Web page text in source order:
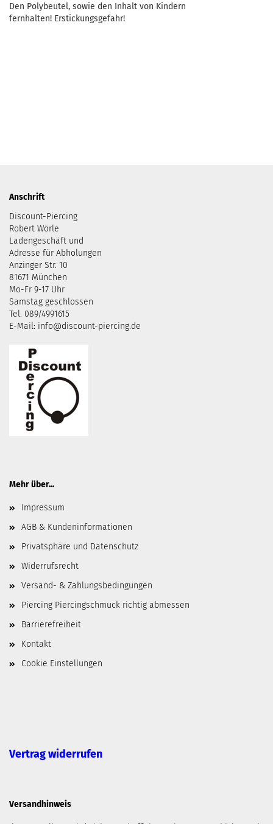
Den Polybeutel, sowie den Inhalt von Kindern
fernhalten! Erstickungsgefahr!
Anschrift
Discount-Piercing
Robert Wörle
Ladengeschäft und
Adresse für Abholungen
Anzinger Str. 10
81671 München
Mo-Fr 9-17 Uhr
Samstag geschlossen
Tel. 089/4991615
E-Mail: info@discount-piercing.de
Mehr über...
Impressum
AGB & Kundeninformationen
Privatsphäre und Datenschutz
Widerrufsrecht
Versand- & Zahlungsbedingungen
Piercing Piercingschmuck richtig abmessen
Barrierefreiheit
Kontakt
Cookie Einstellungen
Vertrag widerrufen
Versandhinweis